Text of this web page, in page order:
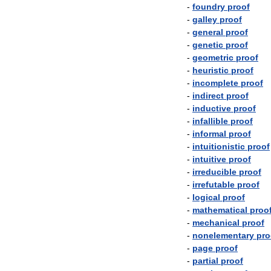
- foundry proof
- galley proof
- general proof
- genetic proof
- geometric proof
- heuristic proof
- incomplete proof
- indirect proof
- inductive proof
- infallible proof
- informal proof
- intuitionistic proof
- intuitive proof
- irreducible proof
- irrefutable proof
- logical proof
- mathematical
- mechanical proof
- nonelementary
- page proof
- partial proof